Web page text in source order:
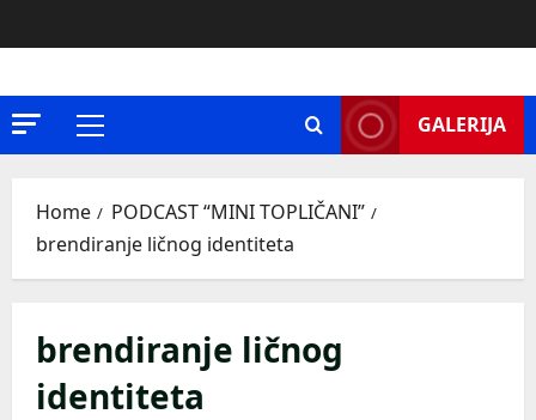
to
Primary
GALERIJA
Home
PODCAST “MINI TOPLIČANI”
brendiranje ličnog identiteta
brendiranje ličnog
identiteta